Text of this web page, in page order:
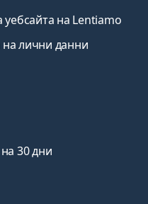
на Lentiamo
лични данни
30 дни